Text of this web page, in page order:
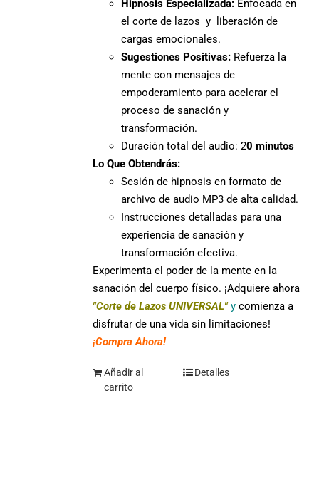
Hipnosis Especializada: Enfocada en
el corte de lazos y liberación de
cargas emocionales.
Sugestiones Positivas: Refuerza la
mente con mensajes de
empoderamiento para acelerar el
proceso de sanación y
transformación.
Duración total del audio: 20 minutos
Lo Que Obtendrás:
Sesión de hipnosis en formato de
archivo de audio MP3 de alta calidad.
Instrucciones detalladas para una
experiencia de sanación y
transformación efectiva.
Experimenta el poder de la mente en la
sanación del cuerpo físico. ¡Adquiere ahora
"Corte de Lazos UNIVERSAL"y comienza a
disfrutar de una vida sin limitaciones!
¡Compra Ahora!
Añadir al
carrito
Detalles